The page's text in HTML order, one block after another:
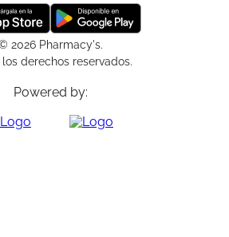
2026 Pharmacy's.
los derechos reservados.
Powered by: